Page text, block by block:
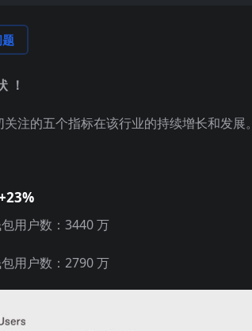
！
关注的五个指标在该行业的持续增长和发展。
用户数：3440 万
用户数：2790 万